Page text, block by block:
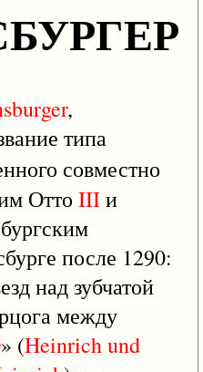
,
типа
совместно
Отто IIIи
после 1290:
над зубчатой
между
» (Heinrichund